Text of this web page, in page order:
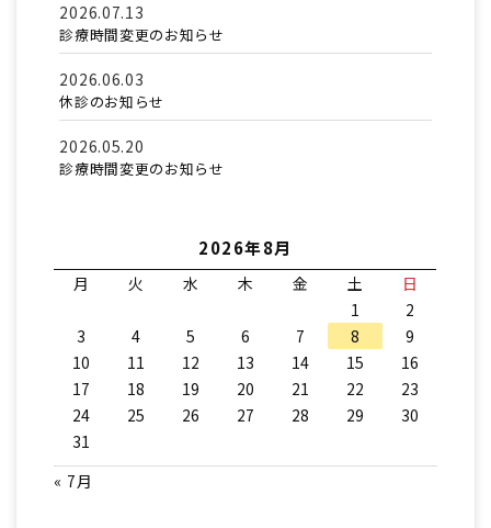
2026.07.13
診療時間変更のお知らせ
2026.06.03
休診のお知らせ
2026.05.20
診療時間変更のお知らせ
2026年8月
月 火 水 木 金 土
日
1
2
3
4 5 6 7 8
9
10
11 12 13 14 15
16
17
18 19 20 21 22
23
24
25 26 27 28 29
30
31
« 7月